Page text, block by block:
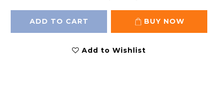
ADD TO CART BUY NOW
Add to Wishlist